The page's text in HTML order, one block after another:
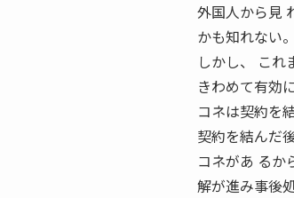
外国人から見
かも知れない。
しかし、 これ
きわめて有効
コネは契約を
契約を結んだ
コネがあ るか
解が進み事後